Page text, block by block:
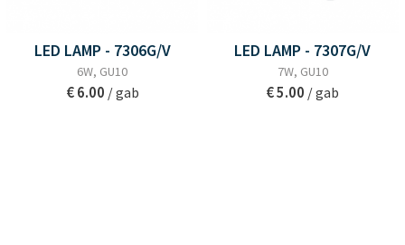
LED LAMP - 7306G/V
6W, GU10
€ 6.00 / gab
LED LAMP - 7307G/V
7W, GU10
€ 5.00 / gab